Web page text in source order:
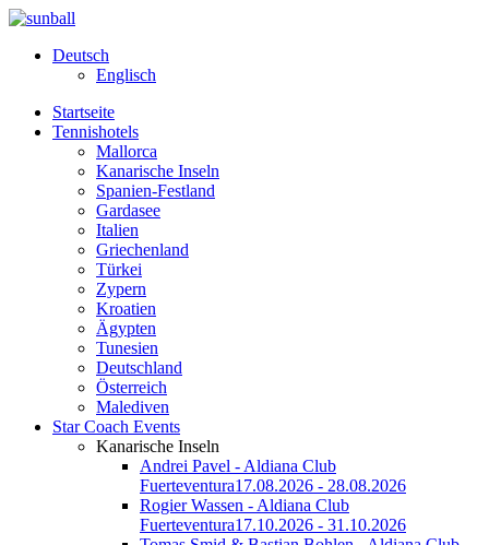
Deutsch
Englisch
Startseite
Tennishotels
Mallorca
Kanarische Inseln
Spanien-Festland
Gardasee
Italien
Griechenland
Türkei
Zypern
Kroatien
Ägypten
Tunesien
Deutschland
Österreich
Malediven
Star Coach Events
Kanarische Inseln
Andrei Pavel - Aldiana Club
Fuerteventura17.08.2026 - 28.08.2026
Rogier Wassen - Aldiana Club
Fuerteventura17.10.2026 - 31.10.2026